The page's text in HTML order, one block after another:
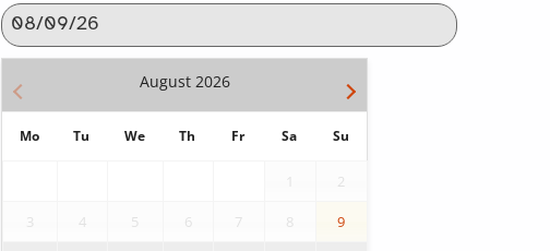
August 2026
Mo Tu We Th Fr Sa Su
2
3 4 5 6 7 8 9